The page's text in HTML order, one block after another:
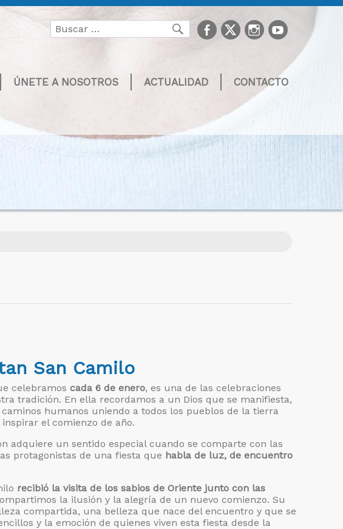
Buscar
por:
Buscarfacebook
TwitterInstagram
youtube
ÚNETE A NOSOTROS ACTUALIDAD CONTACTO
San Camilo
celebramos cada 6 de enero, es una de las celebraciones
tradición. En ella recordamos a un Dios que se manifiesta,
humanos uniendo a todos los pueblos de la tierra
el comienzo de año.
adquiere un sentido especial cuando se comparte con las
protagonistas de una fiesta que habla de luz, de encuentro
recibió la visita de los sabios de Oriente junto con las
la ilusión y la alegría de un nuevo comienzo. Su
compartida, una belleza que nace del encuentro y que se
y la emoción de quienes viven esta fiesta desde la